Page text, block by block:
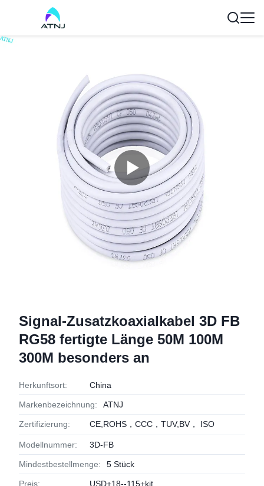
Signal-Zusatzkoaxialkabel 3D FB
RG58 fertigte Länge 50M 100M
300M besonders an
Herkunftsort: China
Markenbezeichnung: ATNJ
Zertifizierung: CE,ROHS，CCC，TUV,BV， ISO
Modellnummer: 3D-FB
Mindestbestellmenge: 5 Stück
Preis: USD+18--115+kit